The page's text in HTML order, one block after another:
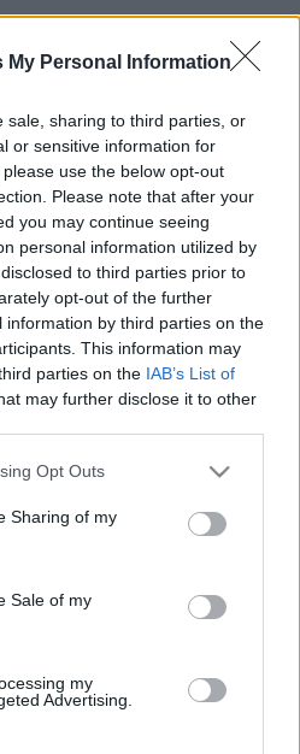
My Personal Information
sale, sharing to third parties, or
or sensitive information for
use the below opt-out
Please note that after your
you may continue seeing
personal information utilized by
to third parties prior to
opt-out of the further
by third parties on the
This information may
parties on the IAB’s List of
may further disclose it to other
app uses one or more Google
behaviour. You may click to
and its third-party tags to
purposes in below Google
Opt Outs
Sharing of my
Sale of my
my
Advertising.
ΤΩΝ 60€ ΓΙΑ ΟΛΗ ΤΗΝ
Μπουφάν
να ταιριάζει με την επιλογή σας.